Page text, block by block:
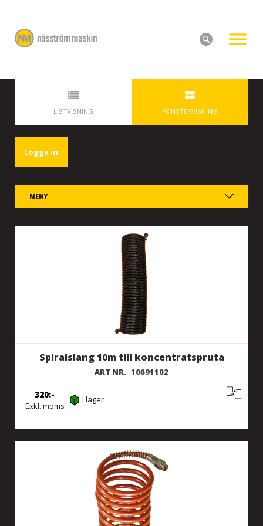
LISTVISNING FÖNSTERVISNING
Logga in
MENY
Spiralslang 10m till koncentratspruta
ART NR. 10691102
Exkl. moms
320 I lager